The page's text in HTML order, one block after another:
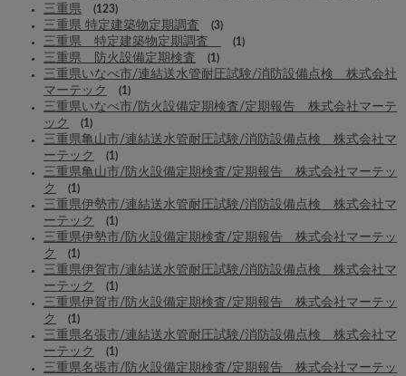
三重県 (123)
三重県 特定建築物定期調査 (3)
三重県 特定建築物定期調査 (1)
三重県 防火設備定期検査 (1)
三重県いなべ市/連結送水管耐圧試験/消防設備点検 株式会社
マーテック
(1)
三重県いなべ市/防火設備定期検査/定期報告 株式会社マーテ
ック
(1)
三重県亀山市/連結送水管耐圧試験/消防設備点検 株式会社マ
ーテック
(1)
三重県亀山市/防火設備定期検査/定期報告 株式会社マーテッ
ク
(1)
三重県伊勢市/連結送水管耐圧試験/消防設備点検 株式会社マ
ーテック
(1)
三重県伊勢市/防火設備定期検査/定期報告 株式会社マーテッ
ク
(1)
三重県伊賀市/連結送水管耐圧試験/消防設備点検 株式会社マ
ーテック
(1)
三重県伊賀市/防火設備定期検査/定期報告 株式会社マーテッ
ク
(1)
三重県名張市/連結送水管耐圧試験/消防設備点検 株式会社マ
ーテック
(1)
三重県名張市/防火設備定期検査/定期報告 株式会社マーテッ